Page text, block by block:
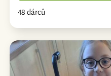
48 dárců